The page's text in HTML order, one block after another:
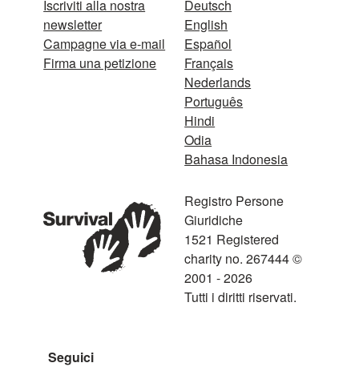
Iscriviti alla nostra
newsletter
Campagne via e-mail
Firma una petizione
Deutsch
English
Español
Français
Nederlands
Português
Hindi
Odia
Bahasa Indonesia
Seguici
Registro Persone
Giuridiche
1521 Registered
charity no. 267444 ©
2001 - 2026
Tutti i diritti riservati.